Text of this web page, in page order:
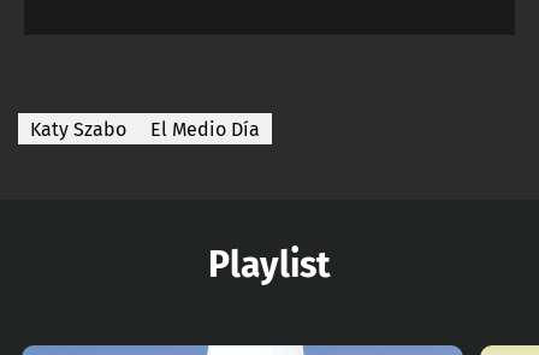
Katy Szabo El Medio Día
Playlist